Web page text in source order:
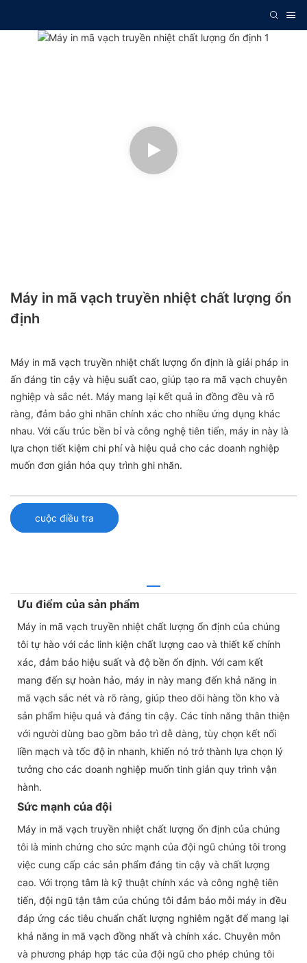
Máy in mã vạch truyền nhiệt chất lượng ổn
định
Máy in mã vạch truyền nhiệt chất lượng ổn định là giải pháp in
ấn đáng tin cậy và hiệu suất cao, giúp tạo ra mã vạch chuyên
nghiệp và sắc nét. Máy mang lại kết quả in đồng đều và rõ
ràng, đảm bảo ghi nhãn chính xác cho nhiều ứng dụng khác
nhau. Với cấu trúc bền bỉ và công nghệ tiên tiến, máy in này là
lựa chọn tiết kiệm chi phí và hiệu quả cho các doanh nghiệp
muốn đơn giản hóa quy trình ghi nhãn.
cuộc điều tra
Ưu điểm của sản phẩm
Máy in mã vạch truyền nhiệt chất lượng ổn định của chúng
tôi tự hào với các linh kiện chất lượng cao và thiết kế chính
xác, đảm bảo hiệu suất và độ bền ổn định. Với cam kết
mang đến sự hoàn hảo, máy in này mang đến khả năng in
mã vạch sắc nét và rõ ràng, giúp theo dõi hàng tồn kho và
sản phẩm hiệu quả và đáng tin cậy. Các tính năng thân thiện
với người dùng bao gồm bảo trì dễ dàng, tùy chọn kết nối
liền mạch và tốc độ in nhanh, khiến nó trở thành lựa chọn lý
tưởng cho các doanh nghiệp muốn tinh giản quy trình vận
hành.
Sức mạnh của đội
Máy in mã vạch truyền nhiệt chất lượng ổn định của chúng
tôi là minh chứng cho sức mạnh của đội ngũ chúng tôi trong
việc cung cấp các sản phẩm đáng tin cậy và chất lượng
cao. Với trọng tâm là kỹ thuật chính xác và công nghệ tiên
tiến, đội ngũ tận tâm của chúng tôi đảm bảo mỗi máy in đều
đáp ứng các tiêu chuẩn chất lượng nghiêm ngặt để mang lại
khả năng in mã vạch đồng nhất và chính xác. Chuyên môn
và phương pháp hợp tác của đội ngũ cho phép chúng tôi